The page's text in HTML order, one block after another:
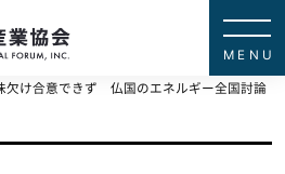
欠け合意できず 仏国のエネルギー全国討論